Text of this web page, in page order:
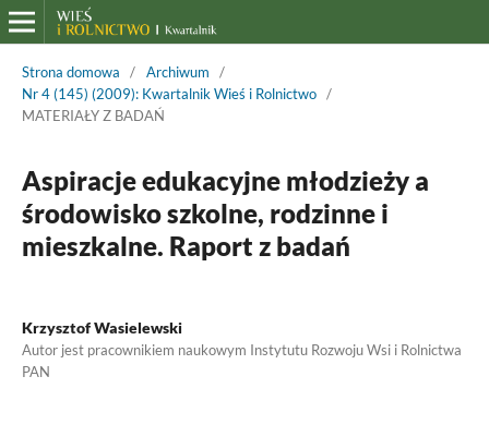
Strona domowa / Archiwum
/
Nr 4 (145) (2009): Kwartalnik Wieś i Rolnictwo /
MATERIAŁY Z BADAŃ
Aspiracje edukacyjne młodzieży a
środowisko szkolne, rodzinne i
mieszkalne. Raport z badań
Krzysztof Wasielewski
Autor jest pracownikiem naukowym Instytutu Rozwoju Wsi i Rolnictwa
PAN